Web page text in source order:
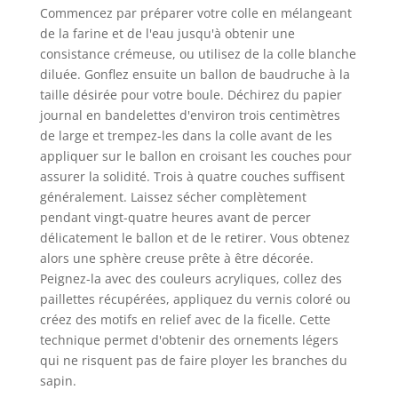
Commencez par préparer votre colle en mélangeant
de la farine et de l'eau jusqu'à obtenir une
consistance crémeuse, ou utilisez de la colle blanche
diluée. Gonflez ensuite un ballon de baudruche à la
taille désirée pour votre boule. Déchirez du papier
journal en bandelettes d'environ trois centimètres
de large et trempez-les dans la colle avant de les
appliquer sur le ballon en croisant les couches pour
assurer la solidité. Trois à quatre couches suffisent
généralement. Laissez sécher complètement
pendant vingt-quatre heures avant de percer
délicatement le ballon et de le retirer. Vous obtenez
alors une sphère creuse prête à être décorée.
Peignez-la avec des couleurs acryliques, collez des
paillettes récupérées, appliquez du vernis coloré ou
créez des motifs en relief avec de la ficelle. Cette
technique permet d'obtenir des ornements légers
qui ne risquent pas de faire ployer les branches du
sapin.